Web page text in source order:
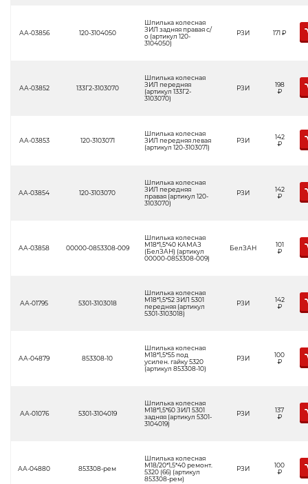
АА-03856 120-3104050
Шпилька колесная
ЗИЛ задняя правая с/
о (артикул 120-
3104050)
РЗИ 171Р
АА-03852 133Г2-3103070
Шпилька колесная
ЗИЛ передняя
(артикул 133Г2-
3103070)
РЗИ
198
Р
АА-03853 120-3103071
Шпилька колесная
ЗИЛ передняя левая
(артикул 120-3103071)
РЗИ
142
Р
АА-03854 120-3103070
Шпилька колесная
ЗИЛ передняя
правая (артикул 120-
3103070)
РЗИ
142
Р
АА-03858 00000-0853308-009
Шпилька колесная
М18*1,5*40 КАМАЗ
(БелЗАН) (артикул
00000-0853308-009)
БелЗАН
101
Р
АА-01795 5301-3103018
Шпилька колесная
М18*1,5*52 ЗИЛ 5301
передняя (артикул
5301-3103018)
РЗИ
142
Р
АА-04879 853308-10
Шпилька колесная
М18*1,5*55 под
усилен. гайку 5320
(артикул 853308-10)
РЗИ
100
Р
АА-01076 5301-3104019
Шпилька колесная
М18*1,5*60 ЗИЛ 5301
задняя (артикул 5301-
3104019)
РЗИ
137
Р
АА-04880 853308-рем
Шпилька колесная
М18/20*1,5*40 ремонт.
5320 (66) (артикул
853308-рем)
РЗИ
100
Р